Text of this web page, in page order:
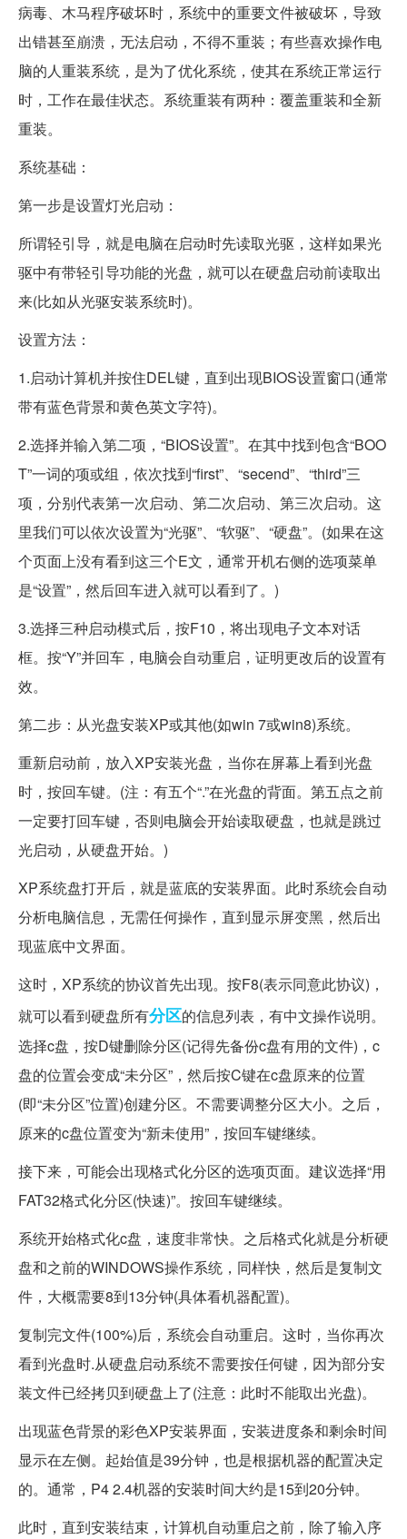
病毒、木马程序破坏时，系统中的重要文件被破坏，导致
出错甚至崩溃，无法启动，不得不重装；有些喜欢操作电
脑的人重装系统，是为了优化系统，使其在系统正常运行
时，工作在最佳状态。系统重装有两种：覆盖重装和全新
重装。
系统基础：
第一步是设置灯光启动：
所谓轻引导，就是电脑在启动时先读取光驱，这样如果光
驱中有带轻引导功能的光盘，就可以在硬盘启动前读取出
来(比如从光驱安装系统时)。
设置方法：
1.启动计算机并按住DEL键，直到出现BIOS设置窗口(通常
带有蓝色背景和黄色英文字符)。
2.选择并输入第二项，“BIOS设置”。在其中找到包含“BOO
T”一词的项或组，依次找到“first”、“secend”、“third”三
项，分别代表第一次启动、第二次启动、第三次启动。这
里我们可以依次设置为“光驱”、“软驱”、“硬盘”。(如果在这
个页面上没有看到这三个E文，通常开机右侧的选项菜单
是“设置”，然后回车进入就可以看到了。)
3.选择三种启动模式后，按F10，将出现电子文本对话
框。按“Y”并回车，电脑会自动重启，证明更改后的设置有
效。
第二步：从光盘安装XP或其他(如win 7或win8)系统。
重新启动前，放入XP安装光盘，当你在屏幕上看到光盘
时，按回车键。(注：有五个“.”在光盘的背面。第五点之前
一定要打回车键，否则电脑会开始读取硬盘，也就是跳过
光启动，从硬盘开始。)
XP系统盘打开后，就是蓝底的安装界面。此时系统会自动
分析电脑信息，无需任何操作，直到显示屏变黑，然后出
现蓝底中文界面。
这时，XP系统的协议首先出现。按F8(表示同意此协议)，
就可以看到硬盘所有分区的信息列表，有中文操作说明。
选择c盘，按D键删除分区(记得先备份c盘有用的文件)，c
盘的位置会变成“未分区”，然后按C键在c盘原来的位置
(即“未分区”位置)创建分区。不需要调整分区大小。之后，
原来的c盘位置变为“新未使用”，按回车键继续。
接下来，可能会出现格式化分区的选项页面。建议选择“用
FAT32格式化分区(快速)”。按回车键继续。
系统开始格式化c盘，速度非常快。之后格式化就是分析硬
盘和之前的WINDOWS操作系统，同样快，然后是复制文
件，大概需要8到13分钟(具体看机器配置)。
复制完文件(100%)后，系统会自动重启。这时，当你再次
看到光盘时.从硬盘启动系统不需要按任何键，因为部分安
装文件已经拷贝到硬盘上了(注意：此时不能取出光盘)。
出现蓝色背景的彩色XP安装界面，安装进度条和剩余时间
显示在左侧。起始值是39分钟，也是根据机器的配置决定
的。通常，P4 2.4机器的安装时间大约是15到20分钟。
此时，直到安装结束，计算机自动重启之前，除了输入序